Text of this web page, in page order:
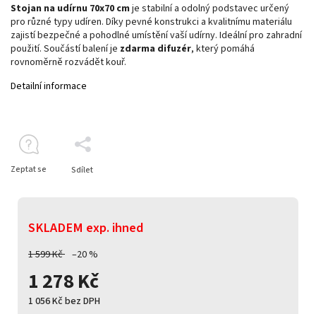
1 599 Kč –20 %
1 278 Kč
1 056 Kč bez DPH
SKLADEM exp. ihned
Stojan na udírnu 70x70 cm je stabilní a odolný podstavec určený
pro různé typy udíren. Díky pevné konstrukci a kvalitnímu materiálu
zajistí bezpečné a pohodlné umístění vaší udírny. Ideální pro zahradní
použití. Součástí balení je zdarma difuzér, který pomáhá
rovnoměrně rozvádět kouř.
Detailní informace
Zeptat se Sdílet